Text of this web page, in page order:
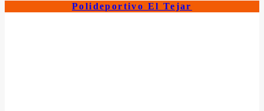
Polideportivo El Tejar